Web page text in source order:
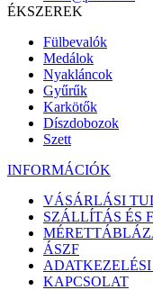
ÉKSZEREK
Fülbevalók
Medálok
Nyakláncok
Gyűrűk
Karkötők
Díszdobozok
Szett
INFORMÁCIÓK
VÁSÁRLÁSI
SZÁLLÍTÁS ÉS
ÁSZF
KAPCSOLAT